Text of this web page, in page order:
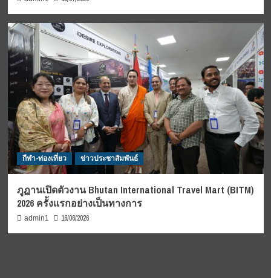
กีฬา-ท่องเที่ยว ข่าวประชาสัมพันธ์
ภูฏานเปิดตัวงาน Bhutan International Travel Mart (BITM)
2026 ครั้งแรกอย่างเป็นทางการ
admin1 16/06/2026